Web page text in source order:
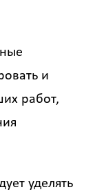
и
работ,
уделять